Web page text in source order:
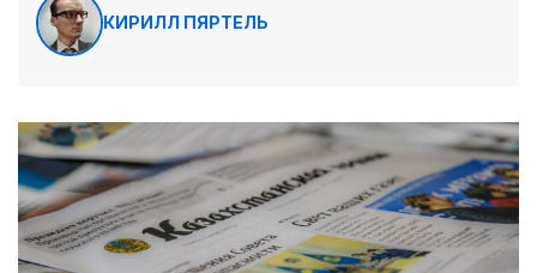
КИРИЛЛ ПЯРТЕЛЬ